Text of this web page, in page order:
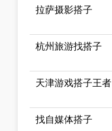
拉萨摄影搭子
杭州旅游找搭子
天津游戏搭子王者
找自媒体搭子